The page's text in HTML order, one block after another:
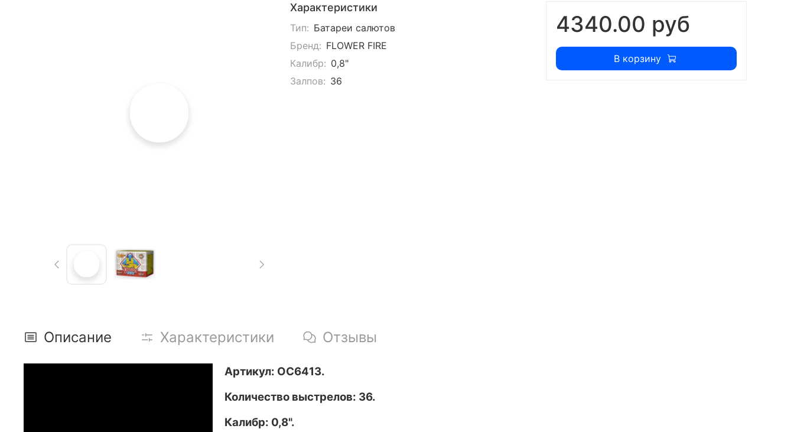
Характеристики
Тип: Батареи салютов
Бренд: FLOWER FIRE
Калибр: 0,8"
Залпов: 36
4340.00 руб
В корзину
Описание Характеристики Отзывы
Артикул: ОС6413.
Количество выстрелов: 36.
Калибр: 0,8".